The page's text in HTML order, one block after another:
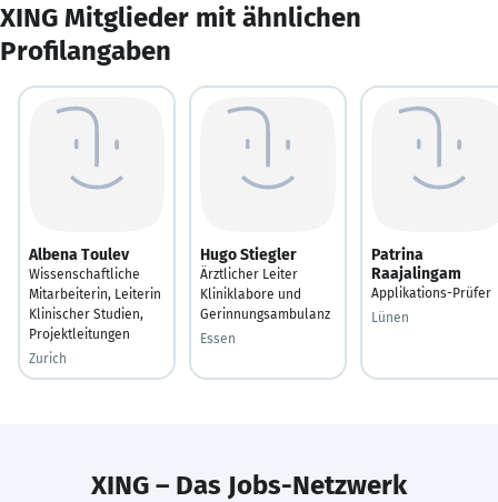
XING Mitglieder mit ähnlichen
Profilangaben
Albena Toulev
Wissenschaftliche
Mitarbeiterin, Leiterin
Klinischer Studien,
Projektleitungen
Zurich
Hugo Stiegler
Ärztlicher Leiter
Kliniklabore und
Gerinnungsambulanz
Essen
Patrina
Raajalingam
Applikations-Prüfer
Lünen
XING – Das Jobs-Netzwerk